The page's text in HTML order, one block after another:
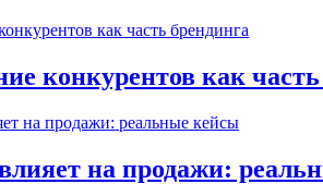
конкурентов как
на продажи: